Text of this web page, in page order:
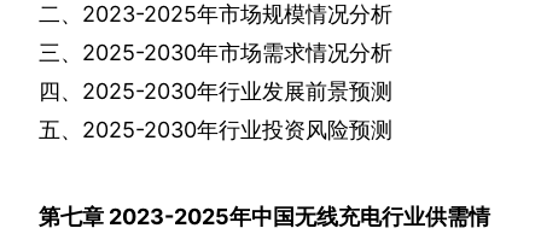
二、 2023-2025年市场规模情况分析
三、 2025-2030年市场需求情况分析
四、 2025-2030年行业发展前景预测
五、 2025-2030年行业投资风险预测
第七章 2023-2025年中国无线充电行业供需情